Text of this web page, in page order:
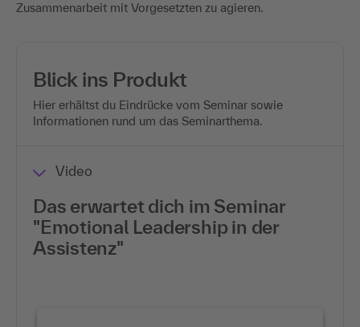
Zusammenarbeit mit Vorgesetzten zu agieren.
Blick ins Produkt
Hier erhältst du Eindrücke vom Seminar sowie
Informationen rund um das Seminarthema.
Video
Das erwartet dich im Seminar
"Emotional Leadership in der
Assistenz"